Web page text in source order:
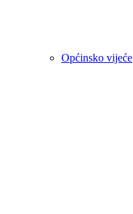
Općinsko vijeće